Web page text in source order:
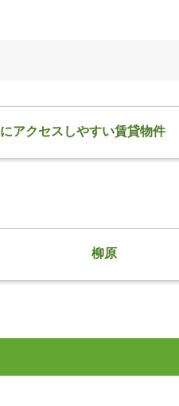
アクセスしやすい賃貸物件
柳原